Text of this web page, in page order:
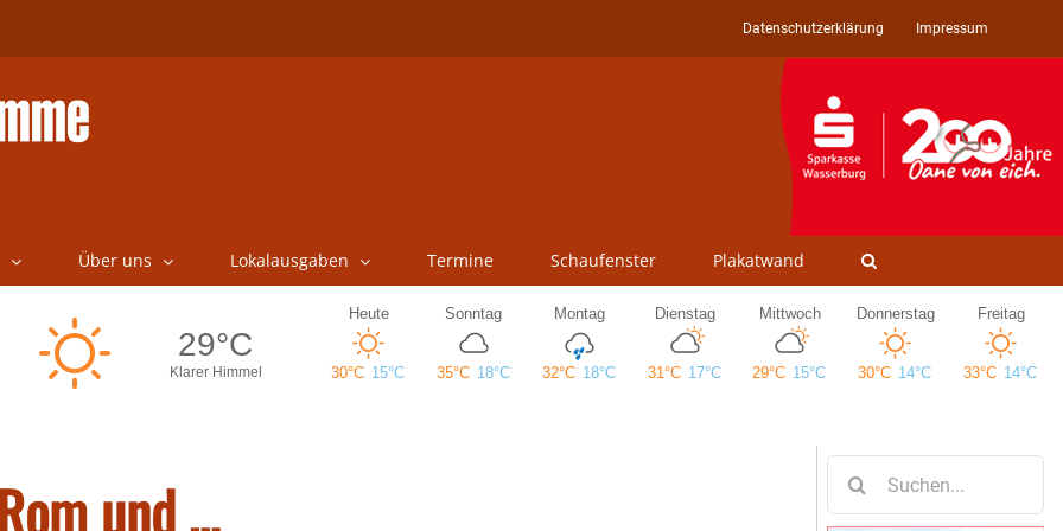
Datenschutzerklärung Impressum
Über uns Lokalausgaben Termine Schaufenster Plakatwand
und …
nach: